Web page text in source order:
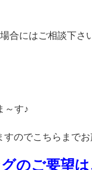
合にはご相談下さ
～す♪
のでこちらまでお
のご要望